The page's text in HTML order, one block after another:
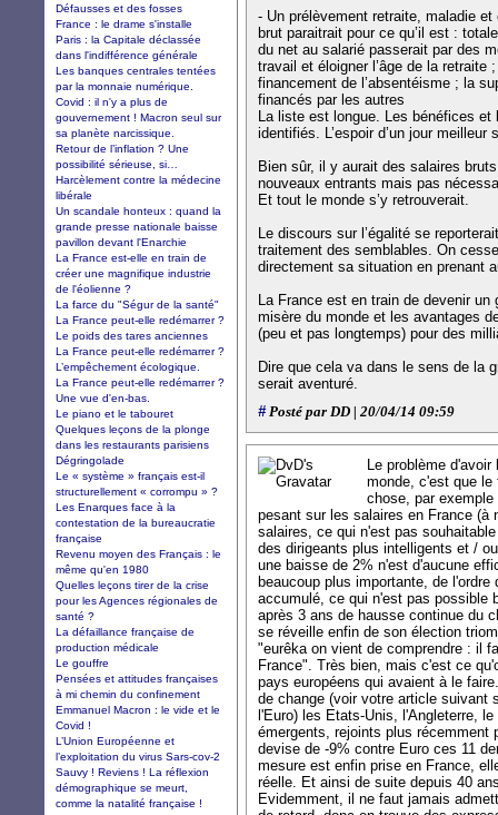
- Un prélèvement retraite, maladie
brut paraitrait pour ce qu’il est :
du net au salarié passerait par des
travail et éloigner l’âge de la retraite
financement de l’absentéisme ; la
financés par les autres
La liste est longue. Les bénéfices
identifiés. L’espoir d’un jour meilleur
Bien sûr, il y aurait des salaires
nouveaux entrants mais pas
Et tout le monde s’y retrouverait.
Le discours sur l’égalité se
traitement des semblables. On
directement sa situation en prenant
La France est en train de devenir
misère du monde et les avantages
(peu et pas longtemps) pour des
Dire que cela va dans le sens de la
serait aventuré.
#Posté par DD | 20/04/14 09:59
Le problème
monde, c'est que le
chose, par
pesant sur les salaires en France (à
salaires, ce qui n'est pas
des dirigeants plus intelligents et /
une baisse de 2% n'est d'aucune
beaucoup plus importante, de
accumulé, ce qui n'est pas possible
après 3 ans de hausse continue du
se réveille enfin de son élection
"eurêka on vient de comprendre : il
France". Très bien, mais c'est ce
pays européens qui avaient à le
de change (voir votre article suivant
l'Euro) les Etats-Unis, l'Angleterre,
émergents, rejoints plus récemment
devise de -9% contre Euro ces 11
mesure est enfin prise en France,
réelle. Et ainsi de suite depuis 40
Evidemment, il ne faut jamais
Défausses et des fosses
France : le drame s'installe
Paris : la Capitale déclassée
dans l'indifférence générale
Les banques centrales tentées
par la monnaie numérique.
Covid : il n'y a plus de
gouvernement ! Macron seul sur
sa planète narcissique.
Retour de l’inflation ? Une
possibilité sérieuse, si…
Harcèlement contre la médecine
libérale
Un scandale honteux : quand la
grande presse nationale baisse
pavillon devant l'Enarchie
La France est-elle en train de
créer une magnifique industrie
de l'éolienne ?
La farce du "Ségur de la santé"
La France peut-elle redémarrer ?
Le poids des tares anciennes
La France peut-elle redémarrer ?
L’empêchement écologique.
La France peut-elle redémarrer ?
Une vue d'en-bas.
Le piano et le tabouret
Quelques leçons de la plonge
dans les restaurants parisiens
Dégringolade
Le « système » français est-il
structurellement « corrompu » ?
Les Enarques face à la
contestation de la bureaucratie
française
Revenu moyen des Français : le
même qu'en 1980
Quelles leçons tirer de la crise
pour les Agences régionales de
santé ?
La défaillance française de
production médicale
Le gouffre
Pensées et attitudes françaises
à mi chemin du confinement
Emmanuel Macron : le vide et le
Covid !
L’Union Européenne et
l’exploitation du virus Sars-cov-2
Sauvy ! Reviens ! La réflexion
démographique se meurt,
comme la natalité française !